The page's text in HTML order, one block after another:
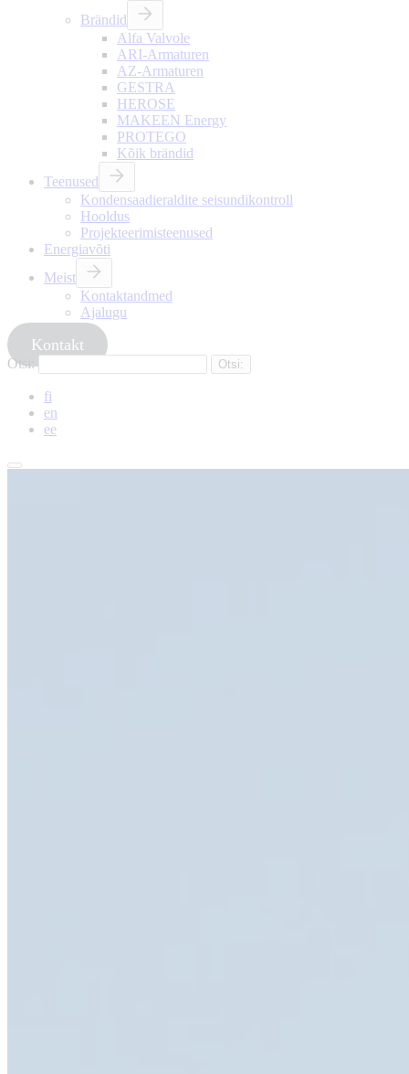
Brändid
Alfa Valvole
ARI-Armaturen
AZ-Armaturen
GESTRA
HEROSE
MAKEEN Energy
PROTEGO
Kõik brändid
Teenused
Kondensaadieraldite seisundikontroll
Hooldus
Projekteerimisteenused
Energiavõti
Meist
Kontaktandmed
Ajalugu
Kontakt
Otsi:
fi
en
ee